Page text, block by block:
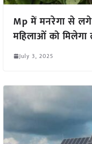
Mp में मनरेगा से
महिलाओं को मिलेगा
July 3, 2025